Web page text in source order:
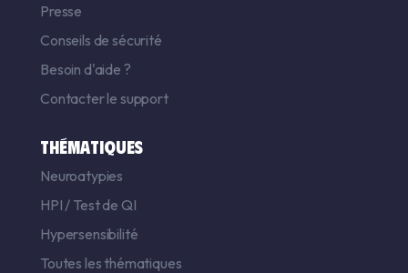
Presse
Conseils de sécurité
Besoin d'aide ?
Contacter le support
THÉMATIQUES
Neuroatypies
HPI / Test de QI
Hypersensibilité
Toutes les thématiques